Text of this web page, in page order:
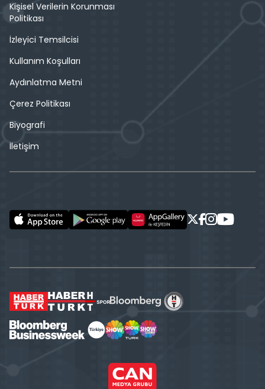
Kişisel Verilerin Korunması
Politikası
İzleyici Temsilcisi
Kullanım Koşulları
Aydınlatma Metni
Çerez Politikası
Biyografi
İletişim